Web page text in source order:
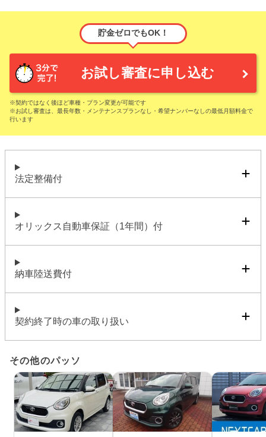
貯金ゼロでもOK！
お試し審査に申し込む
※契約ではなく後ほど車種・プラン変更が可能です
※お試し審査は、最長年数・メンテナンスプランなし・希望ナンバーなしの最低月額料金で
行います
法定整備付
オリックス自動車保証（1年間）付
納車陸送費付
契約終了時の車の取り扱い
その他のパッソ